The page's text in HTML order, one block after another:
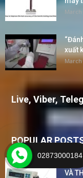
March
xuất
March
Live, Viber,
POPULAR
VÀ
02873000184